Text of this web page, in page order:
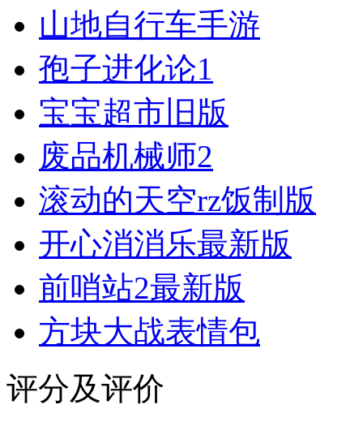
山地自行车手游
孢子进化论1
宝宝超市旧版
废品机械师2
滚动的天空rz饭制版
开心消消乐最新版
前哨站2最新版
方块大战表情包
评分及评价